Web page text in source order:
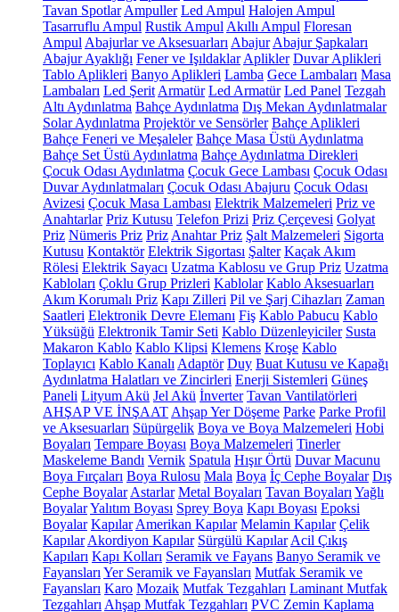
Tavan Spotlar Ampuller Led Ampul Halojen Ampul
Tasarruflu Ampul Rustik Ampul Akıllı Ampul Floresan
Ampul Abajurlar ve Aksesuarları Abajur Abajur Şapkaları
Abajur Ayaklığı Fener ve Işıldaklar Aplikler Duvar Aplikleri
Tablo Aplikleri Banyo Aplikleri Lamba Gece Lambaları Masa
Lambaları Led Şerit Armatür Led Armatür Led Panel Tezgah
Altı Aydınlatma Bahçe Aydınlatma Dış Mekan Aydınlatmalar
Solar Aydınlatma Projektör ve Sensörler Bahçe Aplikleri
Bahçe Feneri ve Meşaleler Bahçe Masa Üstü Aydınlatma
Bahçe Set Üstü Aydınlatma Bahçe Aydınlatma Direkleri
Çocuk Odası Aydınlatma Çocuk Gece Lambası Çocuk Odası
Duvar Aydınlatmaları Çocuk Odası Abajuru Çocuk Odası
Avizesi Çocuk Masa Lambası Elektrik Malzemeleri Priz ve
Anahtarlar Priz Kutusu Telefon Prizi Priz Çerçevesi Golyat
Priz Nümeris Priz Priz Anahtar Priz Şalt Malzemeleri Sigorta
Kutusu Kontaktör Elektrik Sigortası Şalter Kaçak Akım
Rölesi Elektrik Sayacı Uzatma Kablosu ve Grup Priz Uzatma
Kabloları Çoklu Grup Prizleri Kablolar Kablo Aksesuarları
Akım Korumalı Priz Kapı Zilleri Pil ve Şarj Cihazları Zaman
Saatleri Elektronik Devre Elemanı Fiş Kablo Pabucu Kablo
Yüksüğü Elektronik Tamir Seti Kablo Düzenleyiciler Susta
Makaron Kablo Kablo Klipsi Klemens Kroşe Kablo
Toplayıcı Kablo Kanalı Adaptör Duy Buat Kutusu ve Kapağı
Aydınlatma Halatları ve Zincirleri Enerji Sistemleri Güneş
Paneli Lityum Akü Jel Akü İnverter Tavan Vantilatörleri
AHŞAP VE İNŞAAT Ahşap Yer Döşeme Parke Parke Profil
ve Aksesuarları Süpürgelik Boya ve Boya Malzemeleri Hobi
Boyaları Tempare Boyası Boya Malzemeleri Tinerler
Maskeleme Bandı Vernik Spatula Hışır Örtü Duvar Macunu
Boya Fırçaları Boya Rulosu Mala Boya İç Cephe Boyalar Dış
Cephe Boyalar Astarlar Metal Boyaları Tavan Boyaları Yağlı
BoyalarYalıtım Boyası Sprey Boya Kapı Boyası Epoksi
Boyalar Kapılar Amerikan Kapılar Melamin Kapılar Çelik
Kapılar Akordiyon Kapılar Sürgülü Kapılar Acil Çıkış
Kapıları Kapı Kolları Seramik ve Fayans Banyo Seramik ve
Fayansları Yer Seramik ve Fayansları Mutfak Seramik ve
Fayansları Karo Mozaik Mutfak Tezgahları Laminant Mutfak
Tezgahları Ahşap Mutfak Tezgahları PVC Zemin Kaplama